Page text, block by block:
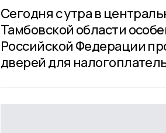
Сегодня с утра в
Тамбовской области
Российской Федерации
дверей для